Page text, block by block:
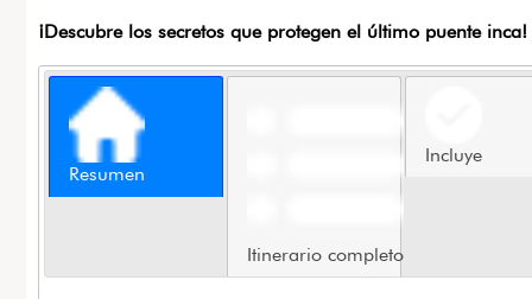
¡Descubre los secretos que protegen el último puente inca!
Resumen
Itinerario completo
Incluye